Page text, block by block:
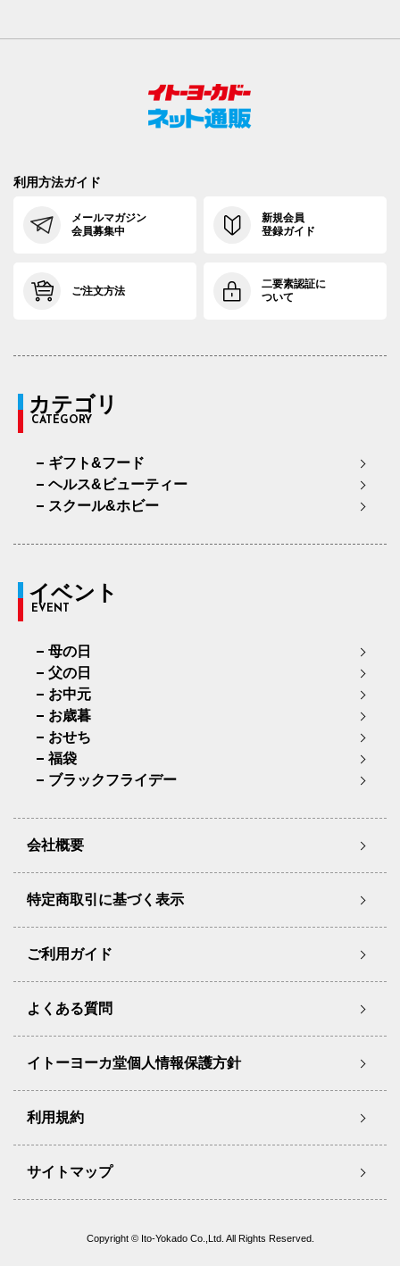
利用方法ガイド
メールマガジン
会員募集中
新規会員
登録ガイド
ご注文方法
二要素認証に
ついて
カテゴリ
CATEGORY
ギフト&フード
ヘルス&ビューティー
スクール&ホビー
イベント
EVENT
母の日
父の日
お中元
お歳暮
おせち
福袋
ブラックフライデー
会社概要
特定商取引に基づく表示
ご利用ガイド
よくある質問
イトーヨーカ堂個人情報保護方針
利用規約
サイトマップ
Copyright © Ito-Yokado Co.,Ltd. All Rights Reserved.